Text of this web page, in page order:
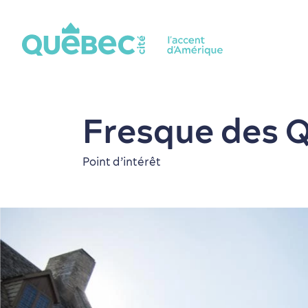
Fresque des
Point d’intérêt